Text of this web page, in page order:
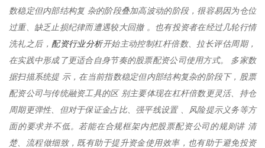
数稳定但内部结构复 杂的阶段叠加高波动的阶段，很容易因为仓位
过重、缺乏止损纪律而遭遇较大回撤 。也有投资者在经过几轮行情
洗礼之后， 配资行业分析开始主动控制杠杆倍数、拉长评估周期，
在实践中形成了更适合自身节奏的股票配资公司使用方式。 多家数
据扫描系统提 示，在当前指数稳定但内部结构复杂的阶段下，股票
配资公司与传统融资工具的区 别主要体现在杠杆倍数更灵活、持仓
周期更弹性、但对于保证金占比、强平线设置 、风险提示义务等方
面的要求并不低。若能在合规框架内把股票配资公司的规则讲 清
楚、流程做细致，既有助于提升资金使用效率，也有助于避免投资